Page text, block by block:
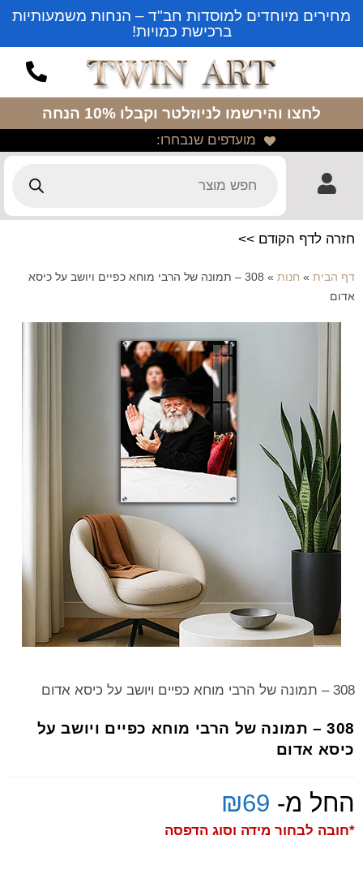
מחירים מיוחדים למוסדות חב"ד – הנחות משמעותיות
ברכישת כמויות!
לחצו והירשמו לניוזלטר וקבלו 10% הנחה
מועדפים שנבחרו:
חזרה לדף הקודם >>
דף הבית » חנות »
308 – תמונה של הרבי מוחא כפיים ויושב על כיסא
אדום
308 – תמונה של הרבי מוחא כפיים ויושב על כיסא אדום
308 – תמונה של הרבי מוחא כפיים ויושב על
כיסא אדום
החל מ- ₪69
*חובה לבחור מידה וסוג הדפסה